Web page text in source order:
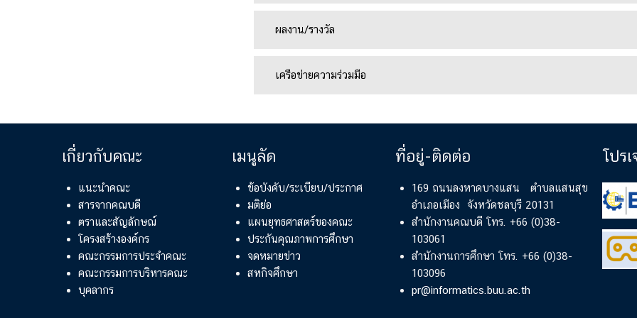
ผลงาน/รางวัล
เครือข่ายความร่วมมือ
เกี่ยวกับคณะ
แนะนำคณะ
สารจากคณบดี
ตราและสัญลักษณ์
โครงสร้างองค์กร
คณะกรรมการประจำคณะ
คณะกรรมการบริหารคณะ
บุคลากร
เมนูลัด
ข้อบังคับ/ระเบียบ/ประกาศ
มติย่อ
แผนยุทธศาสตร์ของคณะ
ประกันคุณภาพการศึกษา
จดหมายข่าว
สหกิจศึกษา
ที่อยู่-ติดต่อ
169 ถนนลงหาดบางแสน ตำบลแสนสุข
อำเภอเมือง จังหวัดชลบุรี 20131
สำนักงานคณบดี โทร. +66 (0)38-
103061
สำนักงานการศึกษา โทร. +66 (0)38-
103096
pr@informatics.buu.ac.th
โปร